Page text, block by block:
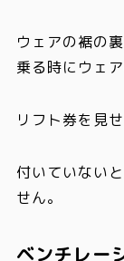
ウェアの裾の
乗る時にウェ
リフト券を見
付いていない
せん。
ベンチレー